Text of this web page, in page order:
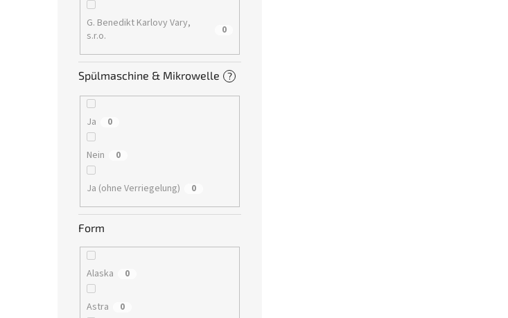
G. Benedikt Karlovy Vary,
s.r.o.
0
Spülmaschine & Mikrowelle ?
Ja 0
Nein 0
Ja (ohne Verriegelung) 0
Form
Alaska 0
Astra 0